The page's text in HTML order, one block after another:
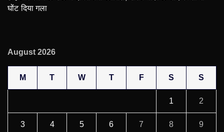
घोंट दिया गला
August 2026
M T W T F S S
1 2
3 4 5 6 7 8 9